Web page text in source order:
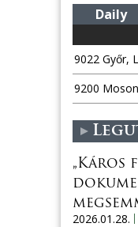
Daily
9022 Győr,
9200
„Káros
2026.01.28.